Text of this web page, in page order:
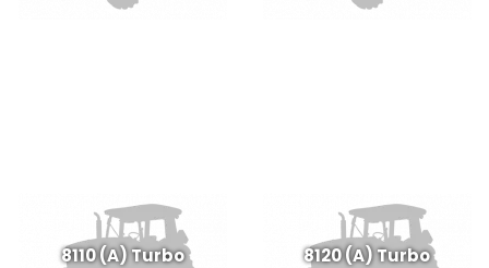
8110 (A) Turbo 8120 (A) Turbo